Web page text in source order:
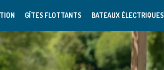
GÎTES FLOTTANTS BATEAUX ÉLECTRIQUES